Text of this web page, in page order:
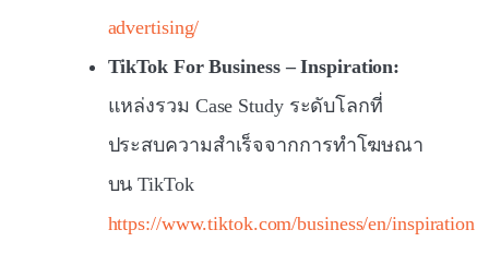
advertising/
TikTok For Business – Inspiration:
แหล่งรวม Case Study ระดับโลกที่
ประสบความสำเร็จจากการทำโฆษณา
บน TikTok
https://www.tiktok.com/business/en/inspiration